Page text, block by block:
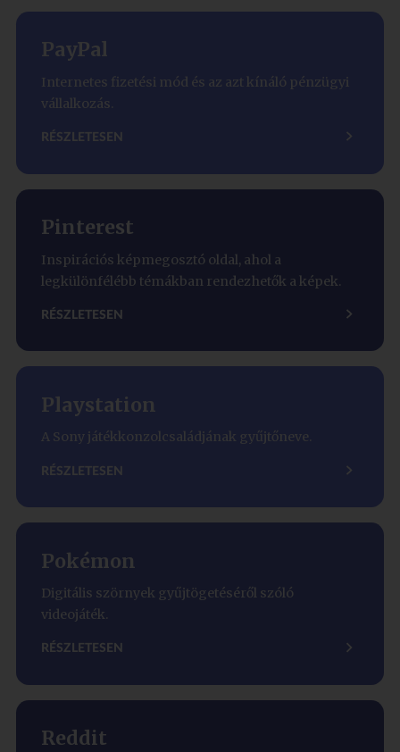
PayPal
Internetes fizetési mód és az azt kínáló pénzügyi
vállalkozás.
RÉSZLETESEN
Pinterest
Inspirációs képmegosztó oldal, ahol a
legkülönfélébb témákban rendezhetők a képek.
RÉSZLETESEN
Playstation
A Sony játékkonzolcsaládjának gyűjtőneve.
RÉSZLETESEN
Pokémon
Digitális szörnyek gyűjtögetéséről szóló
videojáték.
RÉSZLETESEN
Reddit